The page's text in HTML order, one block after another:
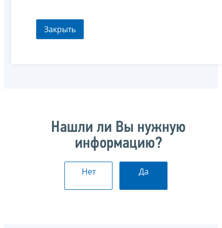
Закрыть
Нашли ли Вы нужную
информацию?
Нет Да